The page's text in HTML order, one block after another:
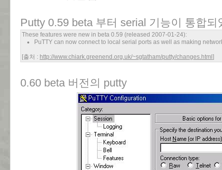
Putty 0.59 beta 부터 serial 기능이 통합되
These features were new in beta 0.59 (released 2007-01-24):
PuTTY can now connect to local serial ports as well as making
[출처 : http://www.chiark.greenend.org.uk/~sgtatham/putty/changes.html ]
0.60 beta 버전의 putty